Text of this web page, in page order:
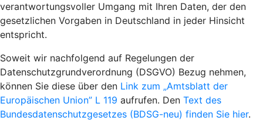
verantwortungsvoller Umgang mit Ihren Daten, der den
gesetzlichen Vorgaben in Deutschland in jeder Hinsicht
entspricht.
Soweit wir nachfolgend auf Regelungen der
Datenschutzgrundverordnung (DSGVO) Bezug nehmen,
können Sie diese über den Link zum „Amtsblatt der
Europäischen Union” L 119 aufrufen. Den Text des
Bundesdatenschutzgesetzes (BDSG-neu) finden Sie hier.